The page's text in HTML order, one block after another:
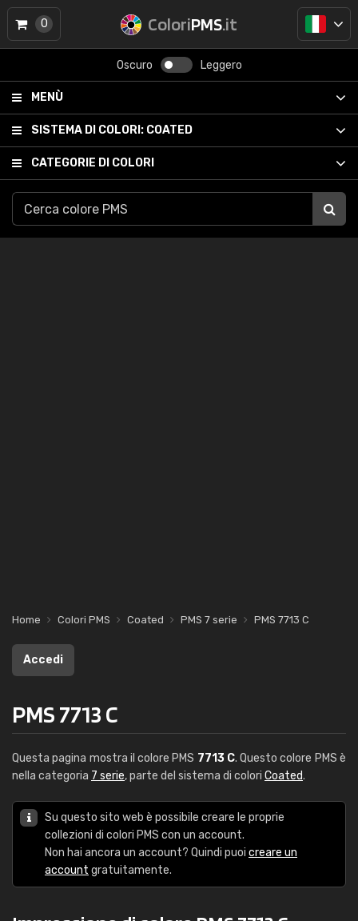
ColoriPMS.it
Oscuro Leggero
MENÙ
SISTEMA DI COLORI: COATED
CATEGORIE DI COLORI
0
Home Colori PMS Coated PMS 7 serie PMS 7713 C
Accedi
PMS 7713 C
Questa pagina mostra il colore PMS 7713 C. Questo colore PMS è
nella categoria 7 serie, parte del sistema di colori Coated.
Su questo sito web è possibile creare le proprie
collezioni di colori PMS con un account.
Non hai ancora un account? Quindi puoi creare un
account gratuitamente.